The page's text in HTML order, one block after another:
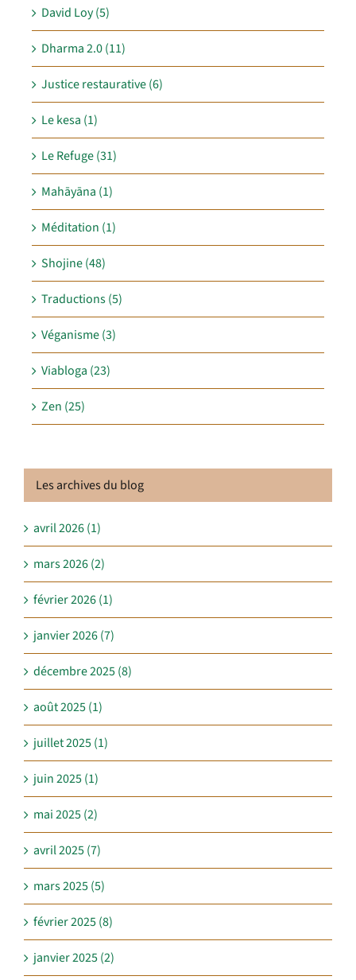
David Loy (5)
Dharma 2.0 (11)
Justice restaurative (6)
Le kesa (1)
Le Refuge (31)
Mahāyāna (1)
Méditation (1)
Shojine (48)
Traductions (5)
Véganisme (3)
Viabloga (23)
Zen (25)
Les archives du blog
avril 2026 (1)
mars 2026 (2)
février 2026 (1)
janvier 2026 (7)
décembre 2025 (8)
août 2025 (1)
juillet 2025 (1)
juin 2025 (1)
mai 2025 (2)
avril 2025 (7)
mars 2025 (5)
février 2025 (8)
janvier 2025 (2)